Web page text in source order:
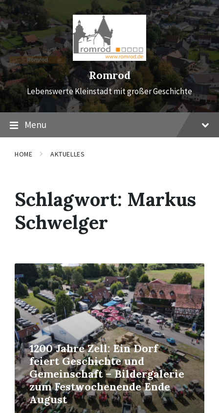
Skip
to
content
Skip
to
main
navigation
Skip
to
footer
Romrod
Lebenswerte Kleinstadt mit großer Geschichte
Menu
HOME AKTUELLES
Schlagwort: Markus
Schwelger
1200 Jahre Zell: Ein Dorf
feiert Geschichte und
Gemeinschaft – Bildergalerie
zum Festwochenende Ende
August
Read
More